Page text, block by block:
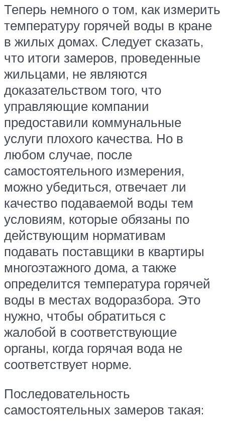
Теперь немного о том, как измерить
температуру горячей воды в кране
в жилых домах. Следует сказать,
что итоги замеров, проведенные
жильцами, не являются
доказательством того, что
управляющие компании
предоставили коммунальные
услуги плохого качества. Но в
любом случае, после
самостоятельного измерения,
можно убедиться, отвечает ли
качество подаваемой воды тем
условиям, которые обязаны по
действующим нормативам
подавать поставщики в квартиры
многоэтажного дома, а также
определится температура горячей
воды в местах водоразбора. Это
нужно, чтобы обратиться с
жалобой в соответствующие
органы, когда горячая вода не
соответствует норме.
Последовательность
самостоятельных замеров такая: